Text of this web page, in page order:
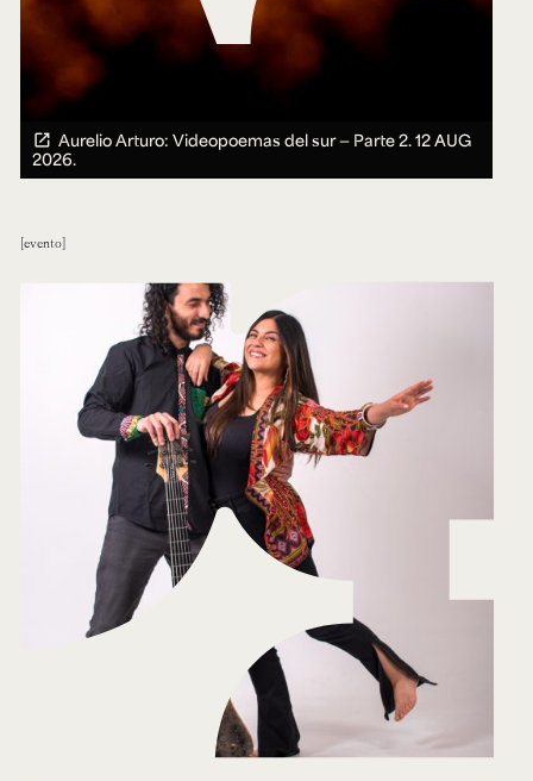
Aurelio Arturo: Videopoemas del sur — Parte 2.12 AUG
2026.
evento